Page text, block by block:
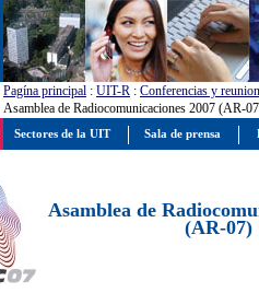
Pagína principal : UIT-R : Conferencias y
Asamblea de Radiocomunicaciones 2007 (AR-
Asamblea de
(AR-07)
Sectores de la UIT Sala de prensa